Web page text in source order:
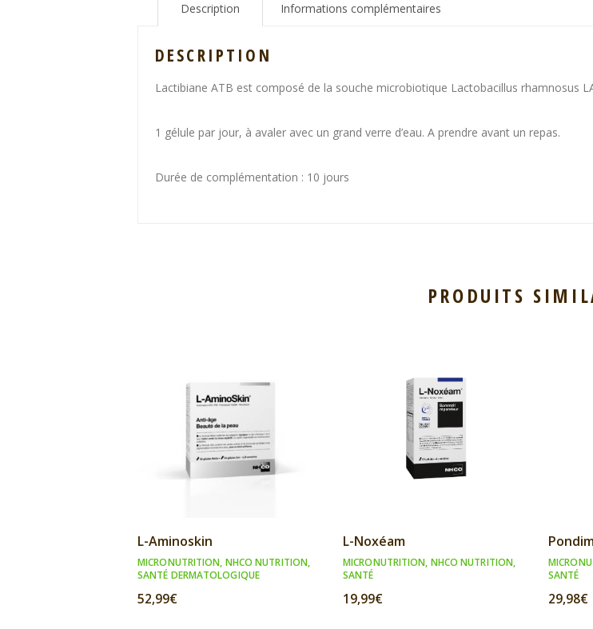
Description Informations complémentaires
DESCRIPTION
Lactibiane ATB est composé de la souche microbiotique Lactobacillus rhamnosus
1 gélule par jour, à avaler avec un grand verre d’eau. A prendre avant un repas.
Durée de complémentation : 10 jours
PRODUITS
L-Aminoskin
MICRONUTRITION, NHCO NUTRITION,
SANTÉ DERMATOLOGIQUE
52,99€
L-Noxéam
MICRONUTRITION, NHCO NUTRITION,
SANTÉ
19,99€
SANTÉ
29,98€